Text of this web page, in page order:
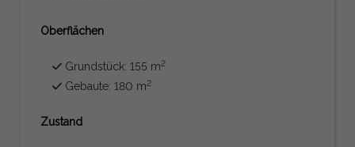
Oberflächen
Grundstück: 155 m2
Gebaute: 180 m2
Zustand